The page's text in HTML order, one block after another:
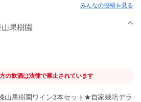
みんなの投稿を見る
果樹園
の飲酒は法律で禁止されています
山果樹園ワイン3本セット★自家栽培デラ